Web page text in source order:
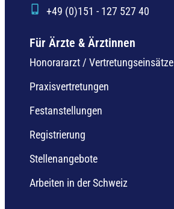
Für Ärzte & Ärztinnen
Honorararzt / Vertretungseinsätze
Praxisvertretungen
Festanstellungen
Registrierung
Stellenangebote
Arbeiten in der Schweiz
+49 (0)151 - 127 527 40